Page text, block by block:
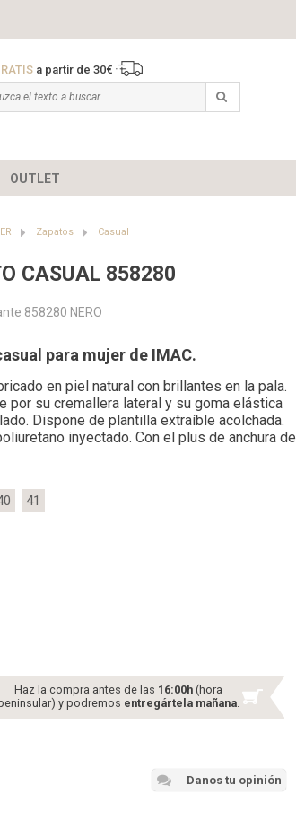
a partir de 30€
OUTLET
Zapatos Casual
CASUAL 858280
858280 NERO
para mujer de IMAC.
en piel natural con brillantes en la pala.
por su cremallera lateral y su goma elástica
Dispone de plantilla extraíble acolchada.
inyectado. Con el plus de anchura de
41
Haz la compra antes de las 16:00h (hora
y podremos entregártela mañana.
Danos tu opinión